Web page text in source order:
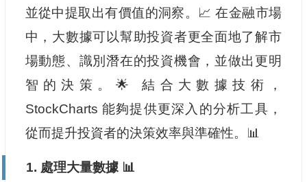
並從中提取出有價值的洞察。📈 在金融市場
中，大數據可以幫助投資者更全面地了解市
場動態、識別潛在的投資機會，並做出更明
智的決策。🌟 結合大數據技術，
StockCharts 能夠提供更深入的分析工具，
從而提升投資者的決策效率與準確性。📊
1. 處理大量數據 📊